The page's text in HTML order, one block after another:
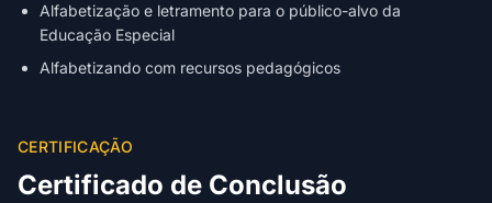
Alfabetização e letramento para o público-alvo da
Educação Especial
Alfabetizando com recursos pedagógicos
CERTIFICAÇÃO
Certificado de Conclusão